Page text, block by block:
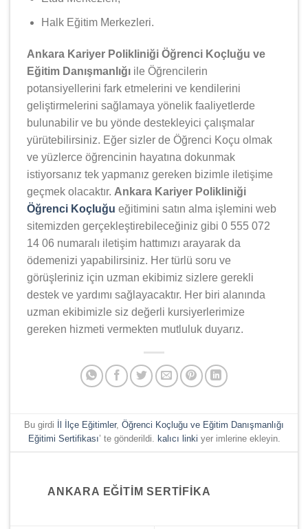
Halk Eğitim Merkezleri.
Ankara Kariyer Polikliniği Öğrenci Koçluğu ve
Eğitim Danışmanlığı ile Öğrencilerin
potansiyellerini fark etmelerini ve kendilerini
geliştirmelerini sağlamaya yönelik faaliyetlerde
bulunabilir ve bu yönde destekleyici çalışmalar
yürütebilirsiniz. Eğer sizler de Öğrenci Koçu olmak
ve yüzlerce öğrencinin hayatına dokunmak
istiyorsanız tek yapmanız gereken bizimle iletişime
geçmek olacaktır. Ankara Kariyer Polikliniği
Öğrenci Koçluğu eğitimini satın alma işlemini web
sitemizden gerçekleştirebileceğiniz gibi 0 555 072
14 06 numaralı iletişim hattımızı arayarak da
ödemenizi yapabilirsiniz. Her türlü soru ve
görüşleriniz için uzman ekibimiz sizlere gerekli
destek ve yardımı sağlayacaktır. Her biri alanında
uzman ekibimizle siz değerli kursiyerlerimize
gereken hizmeti vermekten mutluluk duyarız.
Bu girdi İl İlçe Eğitimler, Öğrenci Koçluğu ve Eğitim Danışmanlığı
Eğitimi Sertifikası’ te gönderildi. kalıcı linki yer imlerine ekleyin.
ANKARA EĞITIM SERTIFIKA